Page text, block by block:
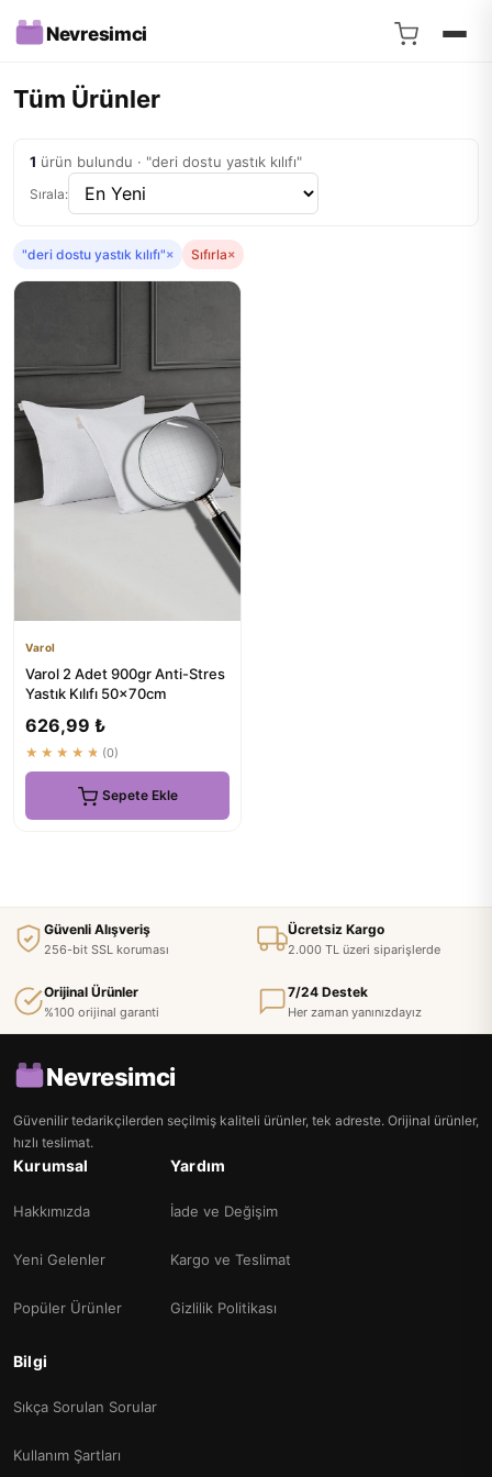
Nevresimci
Tüm Ürünler
1 ürün bulundu · "deri dostu yastık kılıfı"
Sırala:
"deri dostu yastık kılıfı"× Sıfırla×
Varol
Varol 2 Adet 900gr Anti-Stres
Yastık Kılıfı 50x70cm
626,99 ₺
★★★★★ (0)
Sepete Ekle
Güvenli Alışveriş
256-bit SSL koruması
Ücretsiz Kargo
2.000 TL üzeri siparişlerde
Orijinal Ürünler
%100 orijinal garanti
7/24 Destek
Her zaman yanınızdayız
Nevresimci
Güvenilir tedarikçilerden seçilmiş kaliteli ürünler, tek adreste. Orijinal ürünler,
hızlı teslimat.
Kurumsal
Hakkımızda
Yeni Gelenler
Popüler Ürünler
Yardım
İade ve Değişim
Kargo ve Teslimat
Gizlilik Politikası
Bilgi
Sıkça Sorulan Sorular
Kullanım Şartları